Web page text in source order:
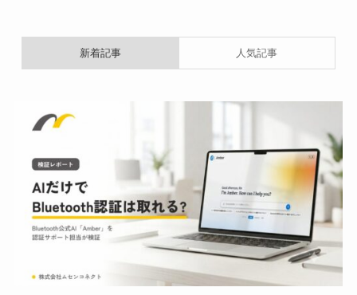
新着記事 人気記事